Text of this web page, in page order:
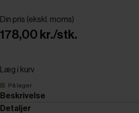
Din pris (ekskl. moms)
178,00 kr./stk.
Læg i kurv
På lager
Beskrivelse
Detaljer